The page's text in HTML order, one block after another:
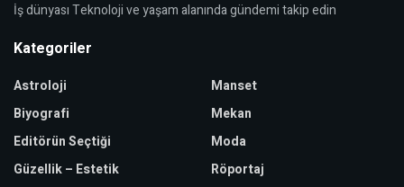
İş dünyası Teknoloji ve yaşam alanında gündemi takip edin
Kategoriler
Astroloji
Biyografi
Editörün Seçtiği
Güzellik – Estetik
Manset
Mekan
Moda
Röportaj